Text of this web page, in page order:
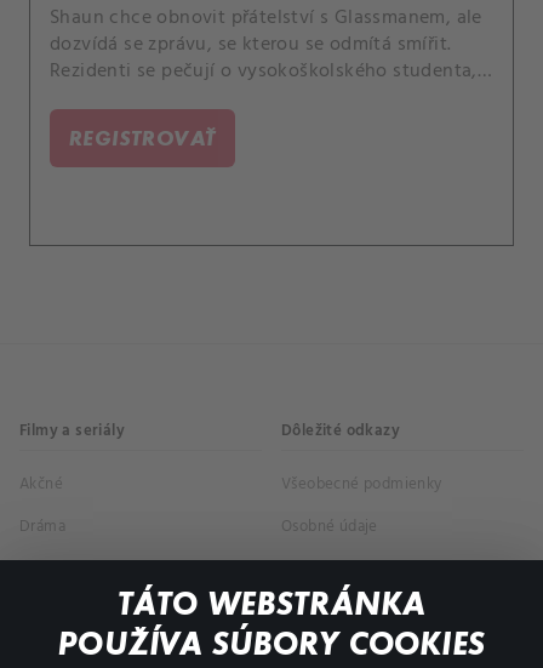
TÁTO WEBSTRÁNKA
POUŽÍVA SÚBORY COOKIES
Shaun chce obnovit přátelství s Glassmanem, ale
dozvídá se zprávu, se kterou se odmítá smířit.
Rezidenti se pečují o vysokoškolského studenta,
REGISTROVAŤ
Filmy a seriály
Akčné
Dráma
Dokumentárne
Dôležité odkazy
Všeobecné podmienky
Osobné údaje